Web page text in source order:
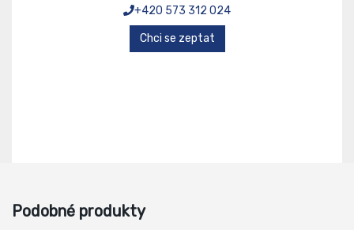
+420 573 312 024
Chci se zeptat
Podobné produkty